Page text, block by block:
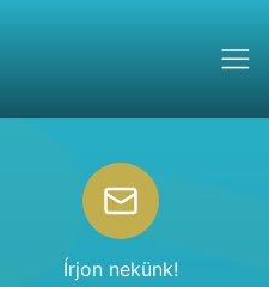
Írjon nekünk!